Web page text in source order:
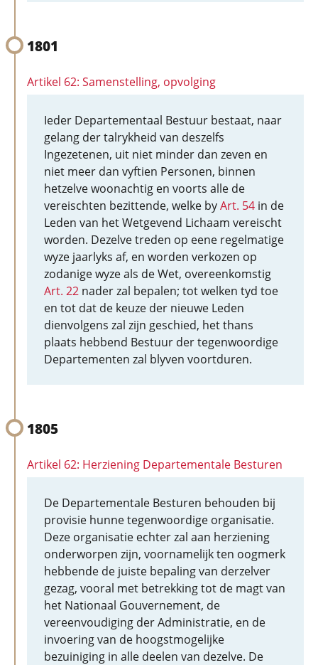
1801
Artikel 62: Samenstelling, opvolging
Ieder Departementaal Bestuur bestaat, naar
gelang der talrykheid van deszelfs
Ingezetenen, uit niet minder dan zeven en
niet meer dan vyftien Personen, binnen
hetzelve woonachtig en voorts alle de
vereischten bezittende, welke byArt. 54 in de
Leden van het Wetgevend Lichaam vereischt
worden. Dezelve treden op eene regelmatige
wyze jaarlyks af, en worden verkozen op
zodanige wyze als de Wet, overeenkomstig
Art. 22 nader zal bepalen; tot welken tyd toe
en tot dat de keuze der nieuwe Leden
dienvolgens zal zijn geschied, het thans
plaats hebbend Bestuur der tegenwoordige
Departementen zal blyven voortduren.
1805
Artikel 62: Herziening Departementale Besturen
De Departementale Besturen behouden bij
provisie hunne tegenwoordige organisatie.
Deze organisatie echter zal aan herziening
onderworpen zijn, voornamelijk ten oogmerk
hebbende de juiste bepaling van derzelver
gezag, vooral met betrekking tot de magt van
het Nationaal Gouvernement, de
vereenvoudiging der Administratie, en de
invoering van de hoogstmogelijke
bezuiniging in alle deelen van dezelve. De